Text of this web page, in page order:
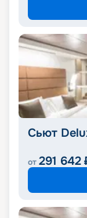
Сьют
от 291 642